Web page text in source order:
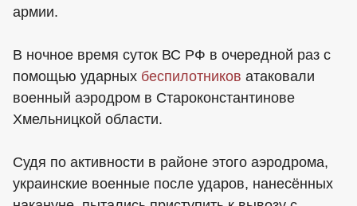
армии.
В ночное время суток ВС РФ в очередной раз с
помощью ударных беспилотников атаковали
военный аэродром в Староконстантинове
Хмельницкой области.
Судя по активности в районе этого аэродрома,
украинские военные после ударов, нанесённых